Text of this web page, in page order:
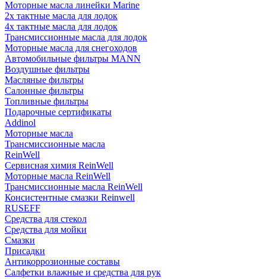
Моторные масла линейки Marine
2х тактные масла для лодок
4х тактные масла для лодок
Трансмиссионные масла для лодок
Моторные масла для снегоходов
Автомобильные фильтры MANN
Воздушные фильтры
Масляные фильтры
Салонные фильтры
Топливные фильтры
Подарочные сертификаты
Addinol
Моторные масла
Трансмиссионные масла
ReinWell
Сервисная химия ReinWell
Моторные масла ReinWell
Трансмиссионные масла ReinWell
Консистентные смазки Reinwell
RUSEFF
Средства для стекол
Средства для мойки
Смазки
Присадки
Антикоррозионные составы
Салфетки влажные и средства для рук